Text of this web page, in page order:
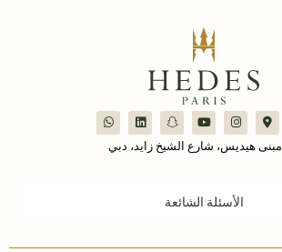
مبنى هيديس، شارع الشيخ زايد، دبي
الأسئلة الشائعة